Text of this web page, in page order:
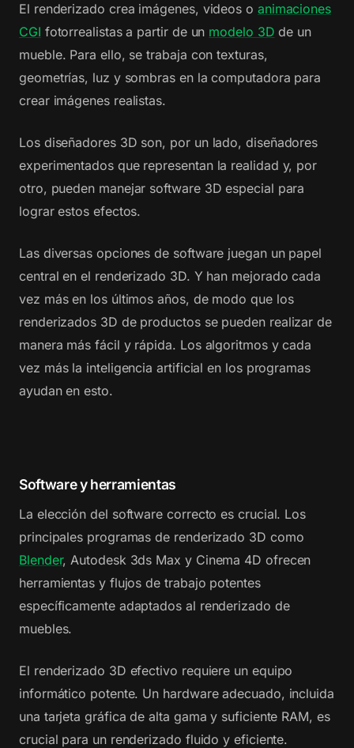
El renderizado crea imágenes, videos o animaciones
CGI fotorrealistas a partir de un modelo 3D de un
mueble. Para ello, se trabaja con texturas,
geometrías, luz y sombras en la computadora para
crear imágenes realistas.
Los diseñadores 3D son, por un lado, diseñadores
experimentados que representan la realidad y, por
otro, pueden manejar software 3D especial para
lograr estos efectos.
Las diversas opciones de software juegan un papel
central en el renderizado 3D. Y han mejorado cada
vez más en los últimos años, de modo que los
renderizados 3D de productos se pueden realizar de
manera más fácil y rápida. Los algoritmos y cada
vez más la inteligencia artificial en los programas
ayudan en esto.
Software y herramientas
La elección del software correcto es crucial. Los
principales programas de renderizado 3D como
Blender, Autodesk 3ds Max y Cinema 4D ofrecen
herramientas y flujos de trabajo potentes
específicamente adaptados al renderizado de
muebles.
El renderizado 3D efectivo requiere un equipo
informático potente. Un hardware adecuado, incluida
una tarjeta gráfica de alta gama y suficiente RAM, es
crucial para un renderizado fluido y eficiente.